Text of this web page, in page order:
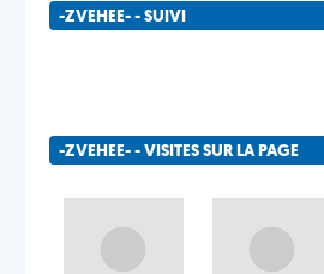
-ZVEHEE- - SUIVI
-ZVEHEE- - VISITES SUR LA PAGE